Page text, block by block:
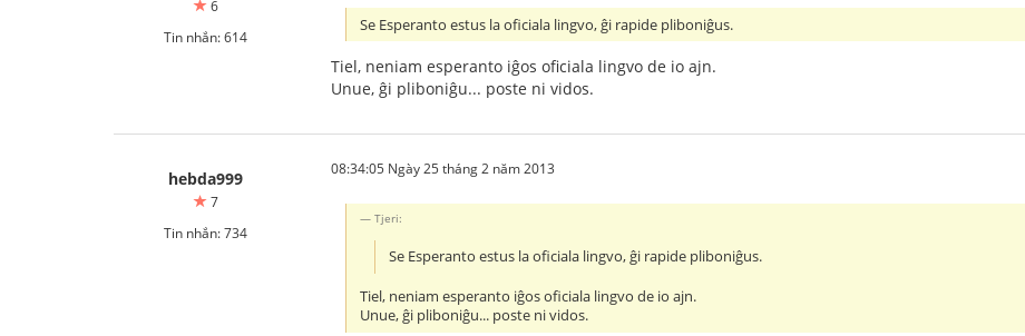
6
Tin nhắn: 614
Se Esperanto estus la oficiala lingvo, ĝi rapide pliboniĝus.
Tiel, neniam esperanto iĝos oficiala lingvo de io ajn.
Unue, ĝi pliboniĝu... poste ni vidos.
hebda999
7
Tin nhắn: 734
08:34:05 Ngày 25 tháng 2 năm 2013
Tjeri:
Se Esperanto estus la oficiala lingvo, ĝi rapide pliboniĝus.
Tiel, neniam esperanto iĝos oficiala lingvo de io ajn.
Unue, ĝi pliboniĝu... poste ni vidos.